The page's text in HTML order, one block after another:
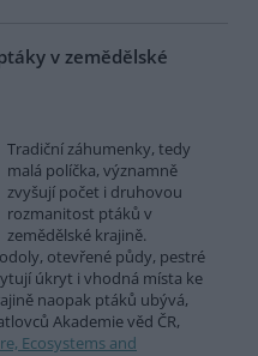
v zemědělské
Tradiční záhumenky, tedy
malá políčka, významně
zvyšují počet i druhovou
rozmanitost ptáků v
zemědělské krajině.
otevřené půdy, pestré
úkryt i vhodná místa ke
naopak ptáků ubývá,
Akademie věd ČR,
Ecosystems and